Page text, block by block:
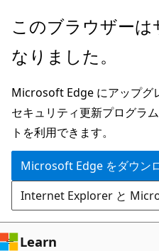
メ
ン
ン
テ
ン
ツ
に
ス
キ
ッ
ペ
ジ
ナ
ビ
ゲ
ー
シ
ョ
ン
に
このブラウザーは
なりました。
Microsoft Edge にアップグ
セキュリティ更新プログラ
トを利用できます。
Microsoft Edge をダウン
Internet Explorer と
Learn